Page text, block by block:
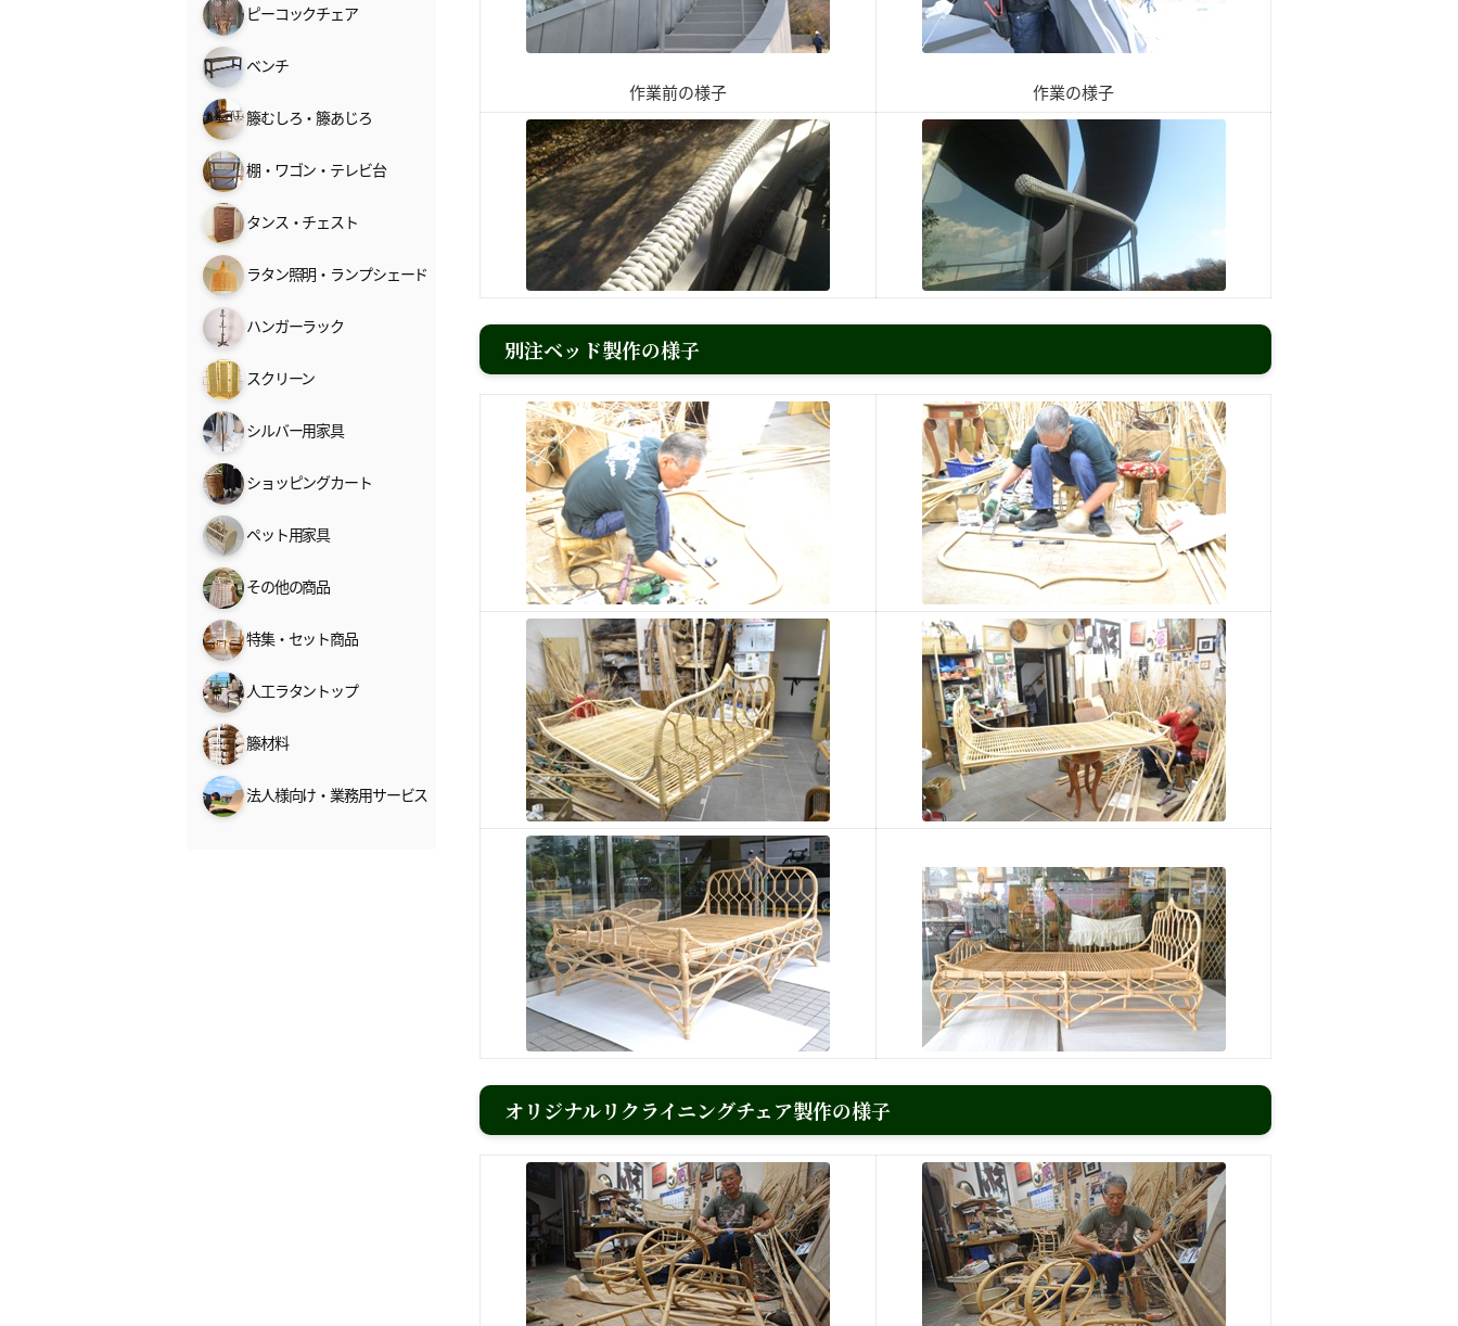
ピーコックチェア
ベンチ
籐むしろ・籐あじろ
棚・ワゴン・テレビ台
タンス・チェスト
ラタン照明・ランプシェード
ハンガーラック
スクリーン
シルバー用家具
ショッピングカート
ペット用家具
その他の商品
特集・セット商品
人工ラタントップ
籐材料
法人様向け・業務用サービス
作業前の様子 作業の様子
別注ベッド製作の様子
オリジナルリクライニングチェア製作の様子